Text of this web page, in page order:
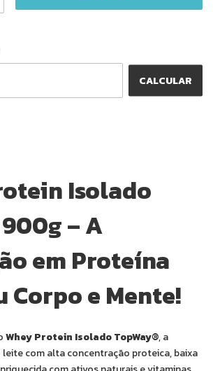
CALCULAR
Isolado
– A
em Proteína
Corpo e Mente!
Whey Protein Isolado TopWay®, a
com alta concentração proteica, baixa